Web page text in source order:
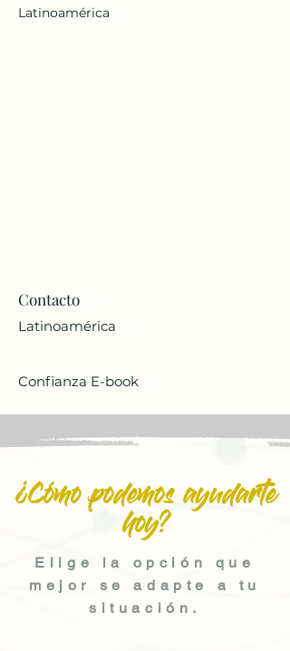
Latinoamérica
Contacto
Latinoamérica
Confianza E-book
¿Cómo podemos ayudarte
hoy?
Elige la opción que
mejor se adapte a tu
situación.